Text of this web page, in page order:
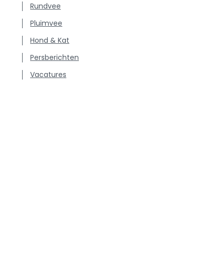
Rundvee
Pluimvee
Hond & Kat
Persberichten
Vacatures